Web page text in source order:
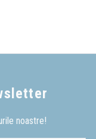
noastre!